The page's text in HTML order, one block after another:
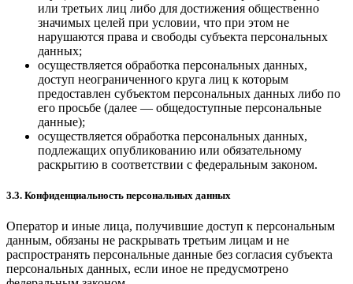
или третьих лиц либо для достижения общественно
значимых целей при условии, что при этом не
нарушаются права и свободы субъекта персональных
данных;
осуществляется обработка персональных данных,
доступ неограниченного круга лиц к которым
предоставлен субъектом персональных данных либо по
его просьбе (далее — общедоступные персональные
данные);
осуществляется обработка персональных данных,
подлежащих опубликованию или обязательному
раскрытию в соответствии с федеральным законом.
3.3. Конфиденциальность персональных данных
Оператор и иные лица, получившие доступ к персональным
данным, обязаны не раскрывать третьим лицам и не
распространять персональные данные без согласия субъекта
персональных данных, если иное не предусмотрено